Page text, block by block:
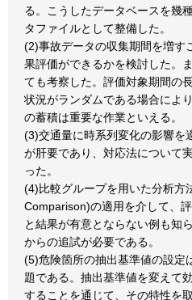
る。こうしたデータベースを幾
タファイルとして整備した。
(2)事故データの収集期間を増す
果評価ができるかを検討した。
ても考察した。評価対象期間の
状況がランダムである場合によ
の蓄積は重要な作業といえる。
(3)交通量に時系列変化の影響を
が肝要であり、対応法について
った。
(4)比較グループを用いた分析方
Comparison)の適用を介して、
と結果が有意とならない例も知
からの追試が必要である。
(5)危険箇所の抽出基準値の設定
題である。抽出基準値を変えて
することを通じて、その特性を